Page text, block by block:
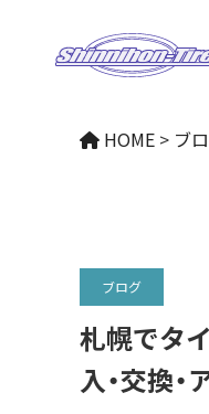
HOME > ブ
ブログ
札幌でタ
入・交換